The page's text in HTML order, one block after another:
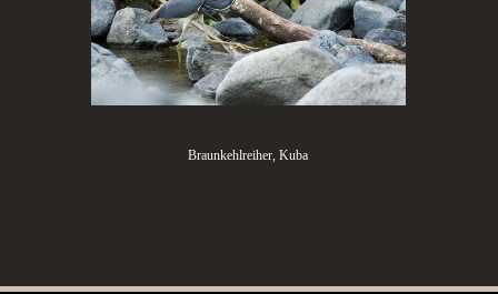
Braunkehlreiher, Kuba